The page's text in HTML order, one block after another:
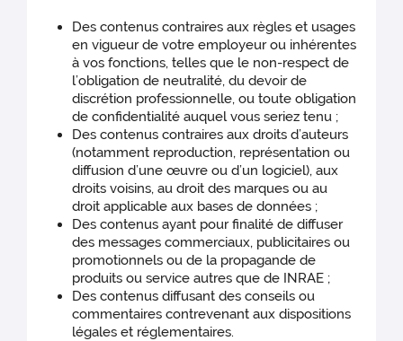
Des contenus contraires aux règles et usages
en vigueur de votre employeur ou inhérentes
à vos fonctions, telles que le non-respect de
l’obligation de neutralité, du devoir de
discrétion professionnelle, ou toute obligation
de confidentialité auquel vous seriez tenu ;
Des contenus contraires aux droits d’auteurs
(notamment reproduction, représentation ou
diffusion d’une œuvre ou d’un logiciel), aux
droits voisins, au droit des marques ou au
droit applicable aux bases de données ;
Des contenus ayant pour finalité de diffuser
des messages commerciaux, publicitaires ou
promotionnels ou de la propagande de
produits ou service autres que de INRAE ;
Des contenus diffusant des conseils ou
commentaires contrevenant aux dispositions
légales et réglementaires.